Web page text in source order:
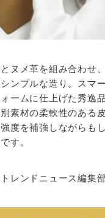
ヌメ革を組み合わせ
ンプルな造り。スマ
ームに仕上げた秀逸
素材の柔軟性のある
度を補強しながらも
す。
レンドニュース編集部